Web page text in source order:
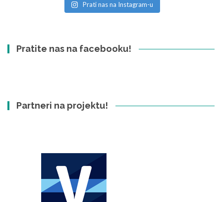
Prati nas na Instagram-u
Pratite nas na facebooku!
Partneri na projektu!